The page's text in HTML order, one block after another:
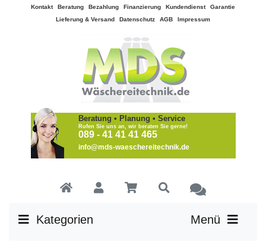
Kontakt Beratung Bezahlung Finanzierung Kundendienst
Garantie
Lieferung & Versand
Datenschutz AGB Impressum
Beratung • Planung • Service
Rufen Sie uns an, wir beraten Sie gerne!
089 - 41 41 41 465
info@mds-waeschereitechnik.de
Kategorien Menü